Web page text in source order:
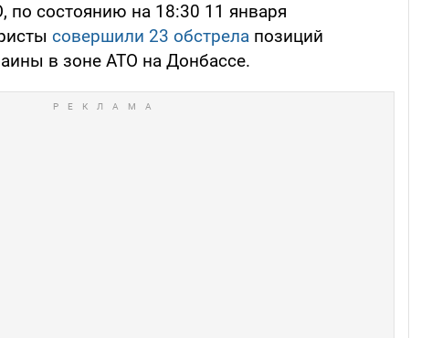
состоянию на 18:30 11 января
совершили 23 обстрела позиций
в зоне АТО на Донбассе.